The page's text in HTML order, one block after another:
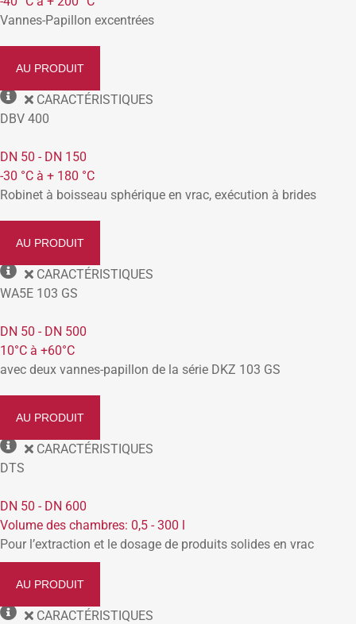
Vannes-Papillon excentrées
AU PRODUIT
CARACTÉRISTIQUES
DBV 400
DN 50 - DN 150
-30 °C à + 180 °C
Robinet à boisseau sphérique en vrac, exécution à brides
AU PRODUIT
CARACTÉRISTIQUES
WA5E 103 GS
DN 50 - DN 500
10°C à +60°C
avec deux vannes-papillon de la série DKZ 103 GS
AU PRODUIT
CARACTÉRISTIQUES
DTS
DN 50 - DN 600
Volume des chambres: 0,5 - 300 l
Pour l’extraction et le dosage de produits solides en vrac
AU PRODUIT
CARACTÉRISTIQUES